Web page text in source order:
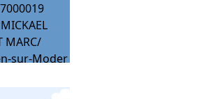
MARC/
sur-Moder